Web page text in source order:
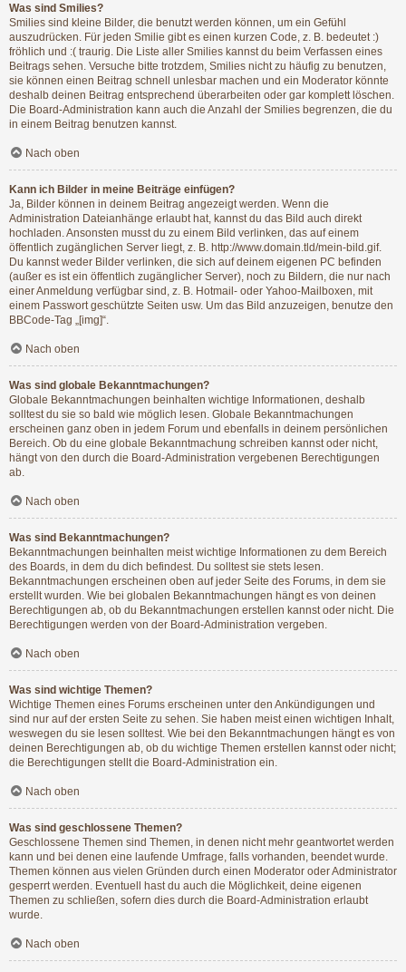
Was sind Smilies?
Smilies sind kleine Bilder, die benutzt werden können, um ein Gefühl
auszudrücken. Für jeden Smilie gibt es einen kurzen Code, z. B. bedeutet :)
fröhlich und :( traurig. Die Liste aller Smilies kannst du beim Verfassen eines
Beitrags sehen. Versuche bitte trotzdem, Smilies nicht zu häufig zu benutzen,
sie können einen Beitrag schnell unlesbar machen und ein Moderator könnte
deshalb deinen Beitrag entsprechend überarbeiten oder gar komplett löschen.
Die Board-Administration kann auch die Anzahl der Smilies begrenzen, die du
in einem Beitrag benutzen kannst.
Nach oben
Kann ich Bilder in meine Beiträge einfügen?
Ja, Bilder können in deinem Beitrag angezeigt werden. Wenn die
Administration Dateianhänge erlaubt hat, kannst du das Bild auch direkt
hochladen. Ansonsten musst du zu einem Bild verlinken, das auf einem
öffentlich zugänglichen Server liegt, z. B. http://www.domain.tld/mein-bild.gif.
Du kannst weder Bilder verlinken, die sich auf deinem eigenen PC befinden
(außer es ist ein öffentlich zugänglicher Server), noch zu Bildern, die nur nach
einer Anmeldung verfügbar sind, z. B. Hotmail- oder Yahoo-Mailboxen, mit
einem Passwort geschützte Seiten usw. Um das Bild anzuzeigen, benutze den
BBCode-Tag „[img]“.
Nach oben
Was sind globale Bekanntmachungen?
Globale Bekanntmachungen beinhalten wichtige Informationen, deshalb
solltest du sie so bald wie möglich lesen. Globale Bekanntmachungen
erscheinen ganz oben in jedem Forum und ebenfalls in deinem persönlichen
Bereich. Ob du eine globale Bekanntmachung schreiben kannst oder nicht,
hängt von den durch die Board-Administration vergebenen Berechtigungen
ab.
Nach oben
Was sind Bekanntmachungen?
Bekanntmachungen beinhalten meist wichtige Informationen zu dem Bereich
des Boards, in dem du dich befindest. Du solltest sie stets lesen.
Bekanntmachungen erscheinen oben auf jeder Seite des Forums, in dem sie
erstellt wurden. Wie bei globalen Bekanntmachungen hängt es von deinen
Berechtigungen ab, ob du Bekanntmachungen erstellen kannst oder nicht. Die
Berechtigungen werden von der Board-Administration vergeben.
Nach oben
Was sind wichtige Themen?
Wichtige Themen eines Forums erscheinen unter den Ankündigungen und
sind nur auf der ersten Seite zu sehen. Sie haben meist einen wichtigen Inhalt,
weswegen du sie lesen solltest. Wie bei den Bekanntmachungen hängt es von
deinen Berechtigungen ab, ob du wichtige Themen erstellen kannst oder nicht;
die Berechtigungen stellt die Board-Administration ein.
Nach oben
Was sind geschlossene Themen?
Geschlossene Themen sind Themen, in denen nicht mehr geantwortet werden
kann und bei denen eine laufende Umfrage, falls vorhanden, beendet wurde.
Themen können aus vielen Gründen durch einen Moderator oder Administrator
gesperrt werden. Eventuell hast du auch die Möglichkeit, deine eigenen
Themen zu schließen, sofern dies durch die Board-Administration erlaubt
wurde.
Nach oben